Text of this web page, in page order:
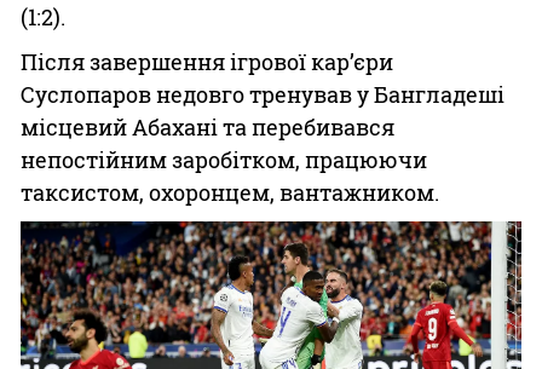
(1:2).
Після завершення ігрової кар’єри
Суслопаров недовго тренував у Бангладеші
місцевий Абахані та перебивався
непостійним заробітком, працюючи
таксистом, охоронцем, вантажником.